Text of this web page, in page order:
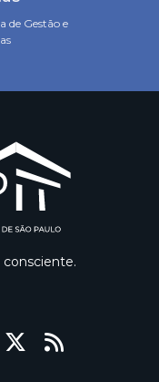
de Gestão e
consciente.